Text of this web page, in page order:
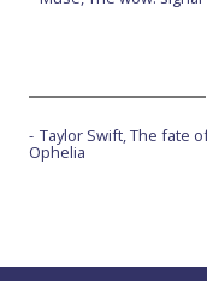
Taylor Swift, The fate
Ophelia